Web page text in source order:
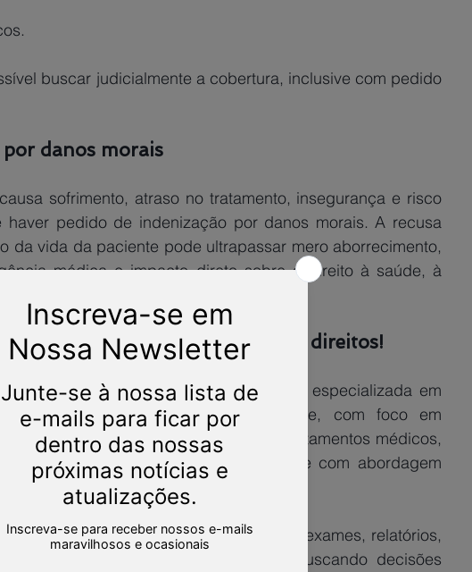
buscar judicialmente a cobertura, inclusive com pedido
por danos morais
sofrimento, atraso no tratamento, insegurança e risco
pedido de indenização por danos morais. A recusa
da vida da paciente pode ultrapassar mero aborrecimento,
médica e impacto direto sobre o direito à saúde, à
especialistas e garanta seus direitos!
de Advogados atua de forma especializada em
e demandas contra planos de saúde, com foco em
negativa de cobertura, tratamentos médicos,
indenização por danos morais, sempre com abordagem
da negativa, dos laudos médicos, exames, relatórios,
do plano e riscos envolvidos, buscando decisões